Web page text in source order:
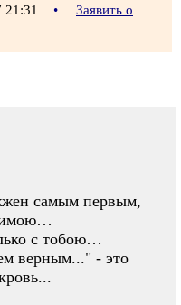
21:31 •
Заявить о
самым первым,
с тобою…
верным..." - это